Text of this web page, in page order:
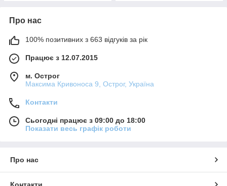
Про нас
100% позитивних з 663 відгуків за рік
Працює з 12.07.2015
м. Острог
Максима Кривоноса 9, Острог, Україна
Контакти
Сьогодні працює з 09:00 до 18:00
Показати весь графік роботи
Про нас